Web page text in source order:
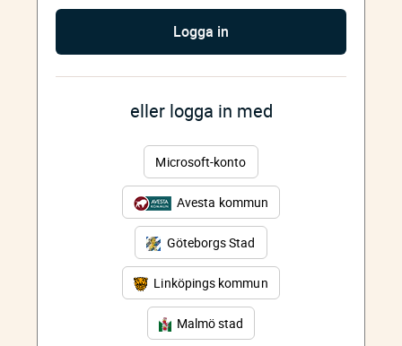
Logga in
eller logga in med
Microsoft-konto
Avesta kommun
Göteborgs Stad
Linköpings kommun
Malmö stad